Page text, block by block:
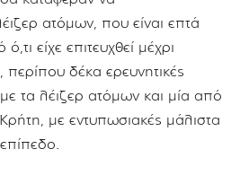
ατόμων, που είναι επτά
είχε επιτευχθεί μέχρι
δέκα ερευνητικές
τα λέιζερ ατόμων και μία από
με εντυπωσιακές μάλιστα